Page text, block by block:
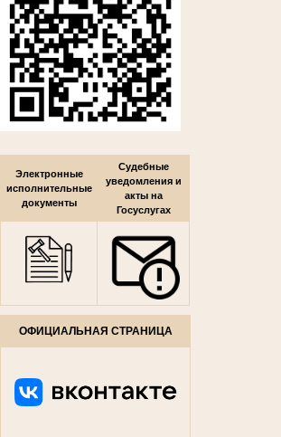
Электронные
исполнительные
документы
Судебные
уведомления и
акты на
Госуслугах
ОФИЦИАЛЬНАЯ СТРАНИЦА